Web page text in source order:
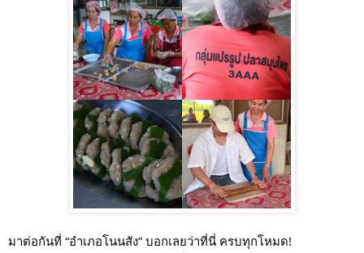
มาต่อกันที่ “อำเภอโนนสัง” บอกเลยว่าที่นี่ ครบทุกโหมด!